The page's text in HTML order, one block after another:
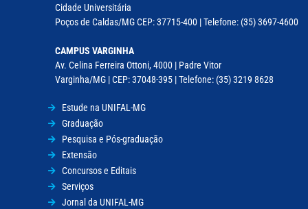
Cidade Universitária
Poços de Caldas/MG CEP: 37715-400 | Telefone: (35) 3697-4600
CAMPUS VARGINHA
Av. Celina Ferreira Ottoni, 4000 | Padre Vitor
Varginha/MG | CEP: 37048-395 | Telefone: (35) 3219 8628
Estude na UNIFAL-MG
Graduação
Pesquisa e Pós-graduação
Extensão
Concursos e Editais
Serviços
Jornal da UNIFAL-MG